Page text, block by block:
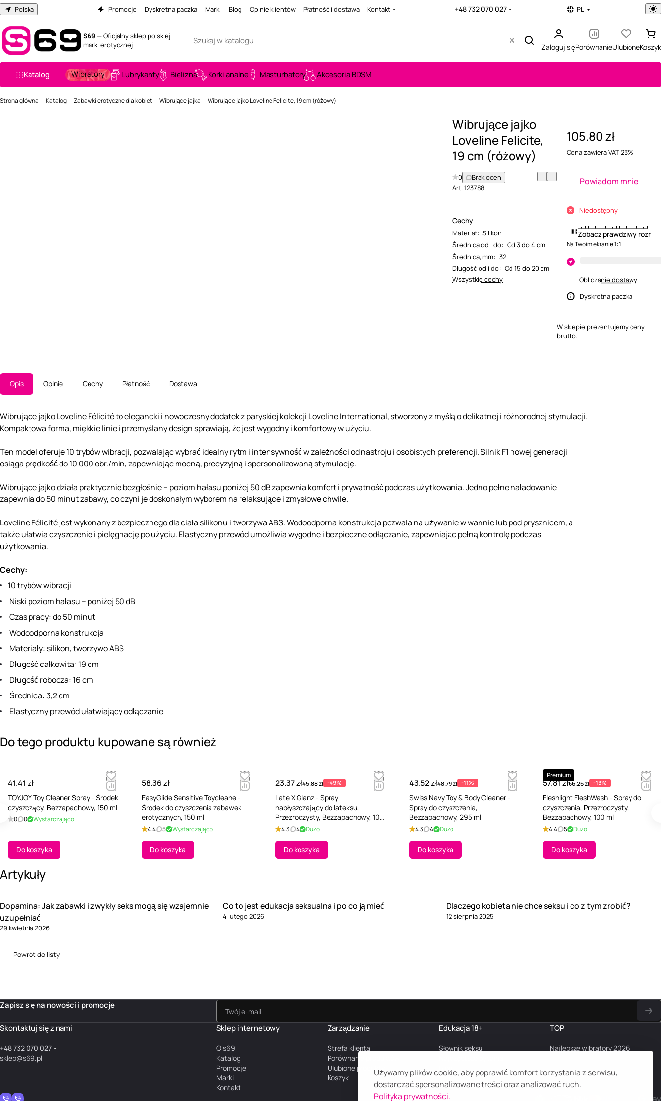
Używamy plików cookie, aby poprawić komfort korzystania z serwisu,
dostarczać spersonalizowane treści oraz analizować ruch.
Polityka prywatności.
Polska Promocje Dyskretna paczka Marki Blog Opinie klientów Płatność i dostawa Kontakt +48 732 070 027 PL
S69— Oficjalny sklep polskiej
marki erotycznej
Zaloguj sięPorównanieUlubioneKoszyk
Katalog Wibratory Lubrykanty Bielizna Korki analne Masturbatory Akcesoria BDSM
Strona główna Katalog Zabawki erotyczne dla kobiet Wibrujące jajka Wibrujące jajko Loveline Felicite, 19 cm (różowy)
Wibrujące jajko
Loveline Felicite,
19 cm (różowy)
0
Brak ocen
Art.123788
Cechy
Materiał: Silikon
Średnica od i do: Od 3 do 4 cm
Średnica, mm: 32
Długość od i do: Od 15 do 20 cm
Wszystkie cechy
105.80 zł
Cena zawiera VAT 23%
Powiadom mnie
Niedostępny
Zobacz prawdziwy
Na Twoim ekranie 1:1
Obliczanie dostawy
Dyskretna paczka
W sklepie prezentujemy ceny
brutto.
Opis Opinie Cechy Płatność Dostawa
Wibrujące jajko Loveline Félicité to elegancki i nowoczesny dodatek z paryskiej kolekcji Loveline International, stworzony z myślą o delikatnej i różnorodnej stymulacji.
Kompaktowa forma, miękkie linie i przemyślany design sprawiają, że jest wygodny i komfortowy w użyciu.
Ten model oferuje 10 trybów wibracji, pozwalając wybrać idealny rytm i intensywność w zależności od nastroju i osobistych preferencji. Silnik F1 nowej generacji
osiąga prędkość do 10 000 obr./min, zapewniając mocną, precyzyjną i spersonalizowaną stymulację.
Wibrujące jajko działa praktycznie bezgłośnie – poziom hałasu poniżej 50 dB zapewnia komfort i prywatność podczas użytkowania. Jedno pełne naładowanie
zapewnia do 50 minut zabawy, co czyni je doskonałym wyborem na relaksujące i zmysłowe chwile.
Loveline Félicité jest wykonany z bezpiecznego dla ciała silikonu i tworzywa ABS. Wodoodporna konstrukcja pozwala na używanie w wannie lub pod prysznicem, a
także ułatwia czyszczenie i pielęgnację po użyciu. Elastyczny przewód umożliwia wygodne i bezpieczne odłączanie, zapewniając pełną kontrolę podczas
użytkowania.
Cechy:
10 trybów wibracji
Niski poziom hałasu – poniżej 50 dB
Czas pracy: do 50 minut
Wodoodporna konstrukcja
Materiały: silikon, tworzywo ABS
Długość całkowita: 19 cm
Długość robocza: 16 cm
Średnica: 3,2 cm
Elastyczny przewód ułatwiający odłączanie
Do tego produktu kupowane są również
41.41 zł
TOYJOY Toy Cleaner Spray - Środek
czyszczący, Bezzapachowy, 150 ml
0 0 Wystarczająco
Do koszyka
58.36 zł
EasyGlide Sensitive Toycleane -
Środek do czyszczenia zabawek
erotycznych, 150 ml
4.4 5 Wystarczająco
Do koszyka
23.37 zł45.88 zł -49%
Late X Glanz - Spray
nabłyszczający do lateksu,
Przezroczysty, Bezzapachowy, 100
ml4.3 4 Dużo
Do koszyka
43.52 zł48.79 zł -11%
Swiss Navy Toy & Body Cleaner -
Spray do czyszczenia,
Bezzapachowy, 295 ml
4.3 4 Dużo
Do koszyka
Premium
57.81 zł66.26 zł -13%
Fleshlight FleshWash - Spray do
czyszczenia, Przezroczysty,
Bezzapachowy, 100 ml
4.4 5 Dużo
Do koszyka
Artykuły
Dopamina: Jak zabawki i zwykły seks mogą się wzajemnie
uzupełniać
29 kwietnia 2026
Co to jest edukacja seksualna i po co ją mieć
4 lutego 2026
Dlaczego kobieta nie chce seksu i co z tym zrobić?
12 sierpnia 2025
Powrót do listy
Zapisz się na nowości i promocje
Skontaktuj się z nami
+48 732 070 027
sklep@s69.pl
Sklep internetowy
O s69
Katalog
Promocje
Marki
Kontakt
Zarządzanie
Strefa klienta
Porównanie produktów
Ulubione produkty
Koszyk
Edukacja 18+
Słownik seksu
Blog
TOP
Najlepsze wibratory 2026